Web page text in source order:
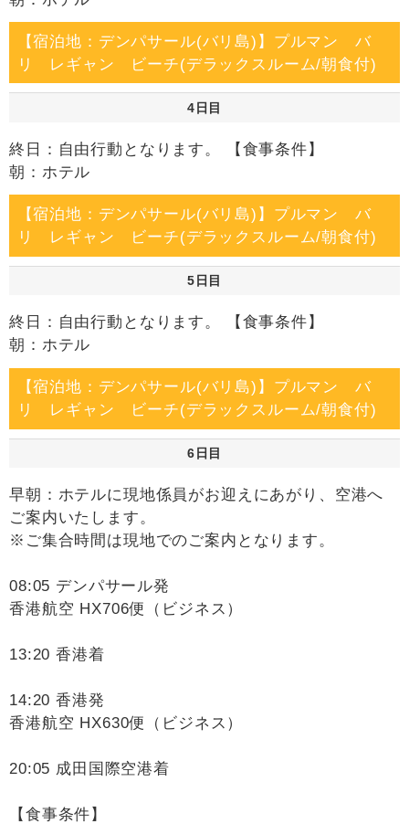
【宿泊地：デンパサール(バリ島)】プルマン バ
リ レギャン ビーチ(デラックスルーム/朝食付)
4日目
終日：自由行動となります。 【食事条件】
朝：ホテル
【宿泊地：デンパサール(バリ島)】プルマン バ
リ レギャン ビーチ(デラックスルーム/朝食付)
5日目
終日：自由行動となります。 【食事条件】
朝：ホテル
【宿泊地：デンパサール(バリ島)】プルマン バ
リ レギャン ビーチ(デラックスルーム/朝食付)
6日目
早朝：ホテルに現地係員がお迎えにあがり、空港へ
ご案内いたします。
※ご集合時間は現地でのご案内となります。
08:05 デンパサール発
香港航空 HX706便（ビジネス）
13:20 香港着
14:20 香港発
香港航空 HX630便（ビジネス）
20:05 成田国際空港着
【食事条件】